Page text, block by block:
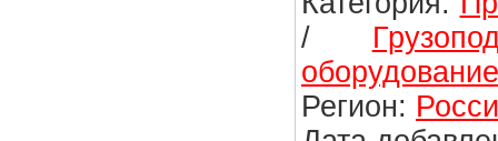
/
оборудование
Регион: